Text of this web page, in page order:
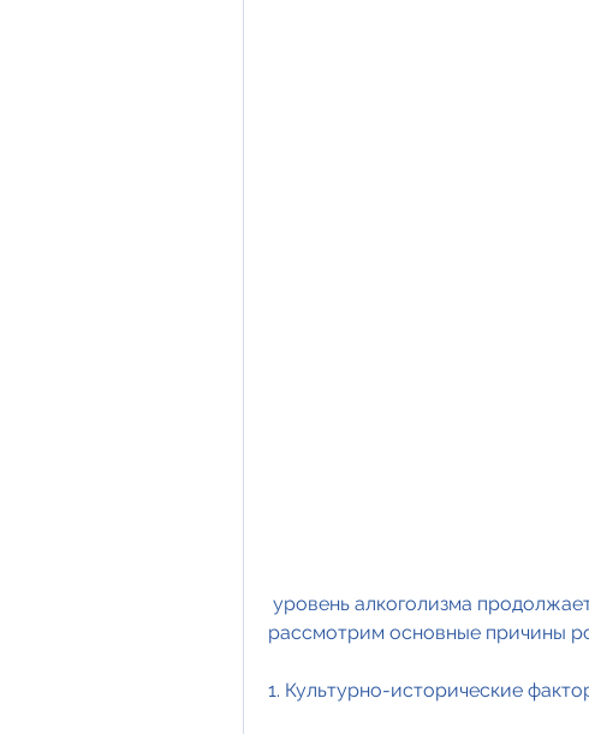
рассмотрим основные причины
1. Культурно-исторические